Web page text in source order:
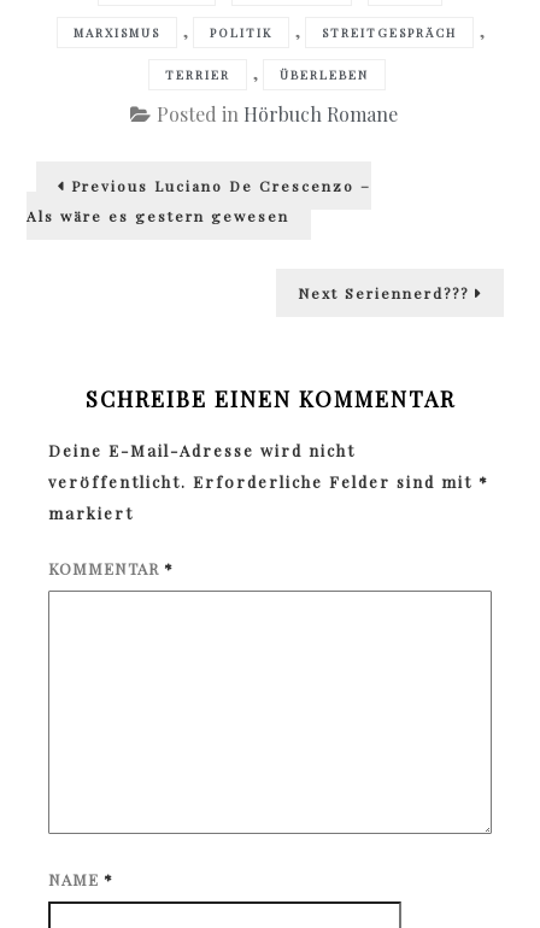
MARXISMUS , POLITIK , STREITGESPRÄCH ,
TERRIER , ÜBERLEBEN
Posted in Hörbuch Romane
Beitragsnavigation
Previous Previous
Luciano De Crescenzo –
Als wäre es gestern gewesen
Next Next
Seriennerd???
SCHREIBE EINEN KOMMENTAR
Deine E-Mail-Adresse wird nicht
veröffentlicht. Erforderliche Felder sind mit *
markiert
KOMMENTAR *
NAME *